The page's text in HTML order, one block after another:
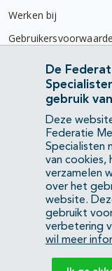
Werken bij
Privacyverklaring
Contact
Mercatorlaan 1200
3528 BL Utrecht
(088) 505 34 34
YouTubeLinkedIn
De
gebruik
Deze
Federatie
Specialisten
van cookies,
verzamelen
over het
website.
gebruikt
verbetering
wil meer